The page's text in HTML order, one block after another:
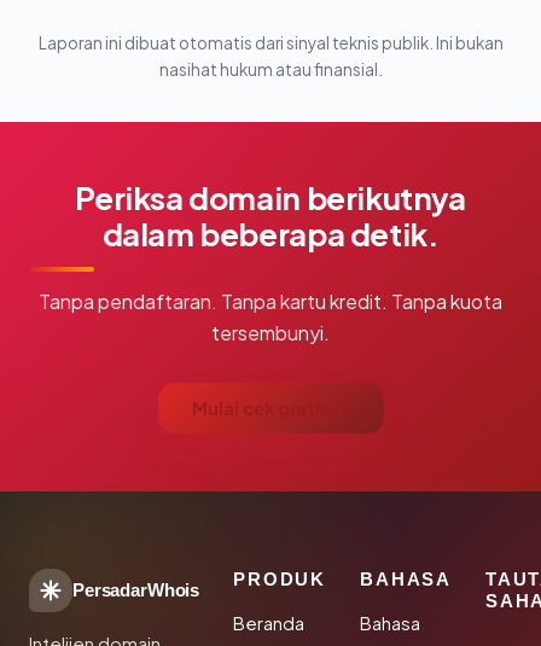
Laporan ini dibuat otomatis dari sinyal teknis publik. Ini bukan
nasihat hukum atau finansial.
Periksa domain berikutnya
dalam beberapa detik.
Tanpa pendaftaran. Tanpa kartu kredit. Tanpa kuota
tersembunyi.
Mulai cek gratis →
PersadarWhois
PRODUK
Beranda
BAHASA
Bahasa